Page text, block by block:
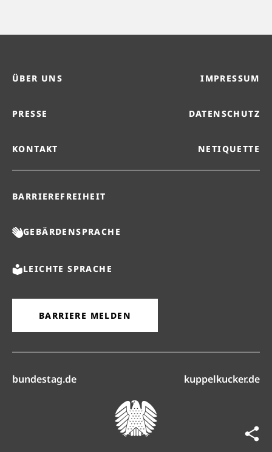
ÜBER UNS IMPRESSUM
PRESSE DATENSCHUTZ
KONTAKT NETIQUETTE
BARRIEREFREIHEIT
GEBÄRDENSPRACHE
LEICHTE SPRACHE
BARRIERE MELDEN
bundestag.de(öffnet in neuem Reiter)kuppelkucker.de